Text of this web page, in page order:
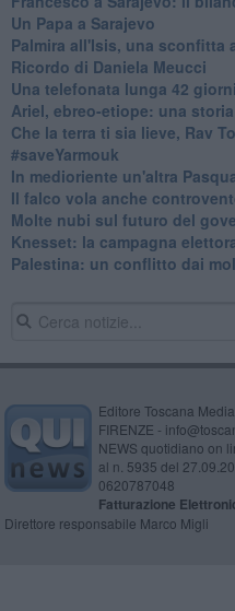
Un Papa a Sarajevo
Palmira all'Isis, una sconfitta
Ricordo di Daniela Meucci
​Una telefonata lunga 42 giorni
​Ariel, ebreo-etiope: una
Che la terra ti sia lieve, Rav
​#saveYarmouk
​In medioriente un'altra
​Il falco vola anche
Molte nubi sul futuro del
Knesset: la campagna
Palestina: un conflitto dai
Editore Toscana
FIRENZE -
NEWS quotidiano on
al n. 5935 del
0620787048
Fatturazione
Direttore responsabile Marco Migli